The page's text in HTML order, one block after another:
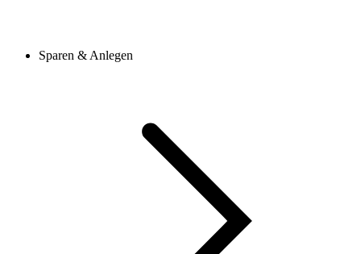
Sparen & Anlegen